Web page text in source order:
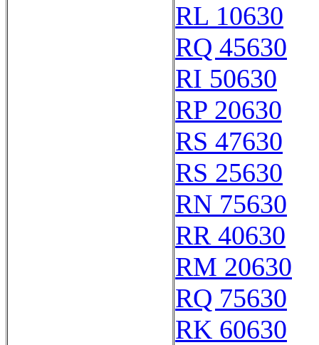
RL 10630
RQ 45630
RI 50630
RP 20630
RS 47630
RS 25630
RN 75630
RR 40630
RM 20630
RQ 75630
RK 60630